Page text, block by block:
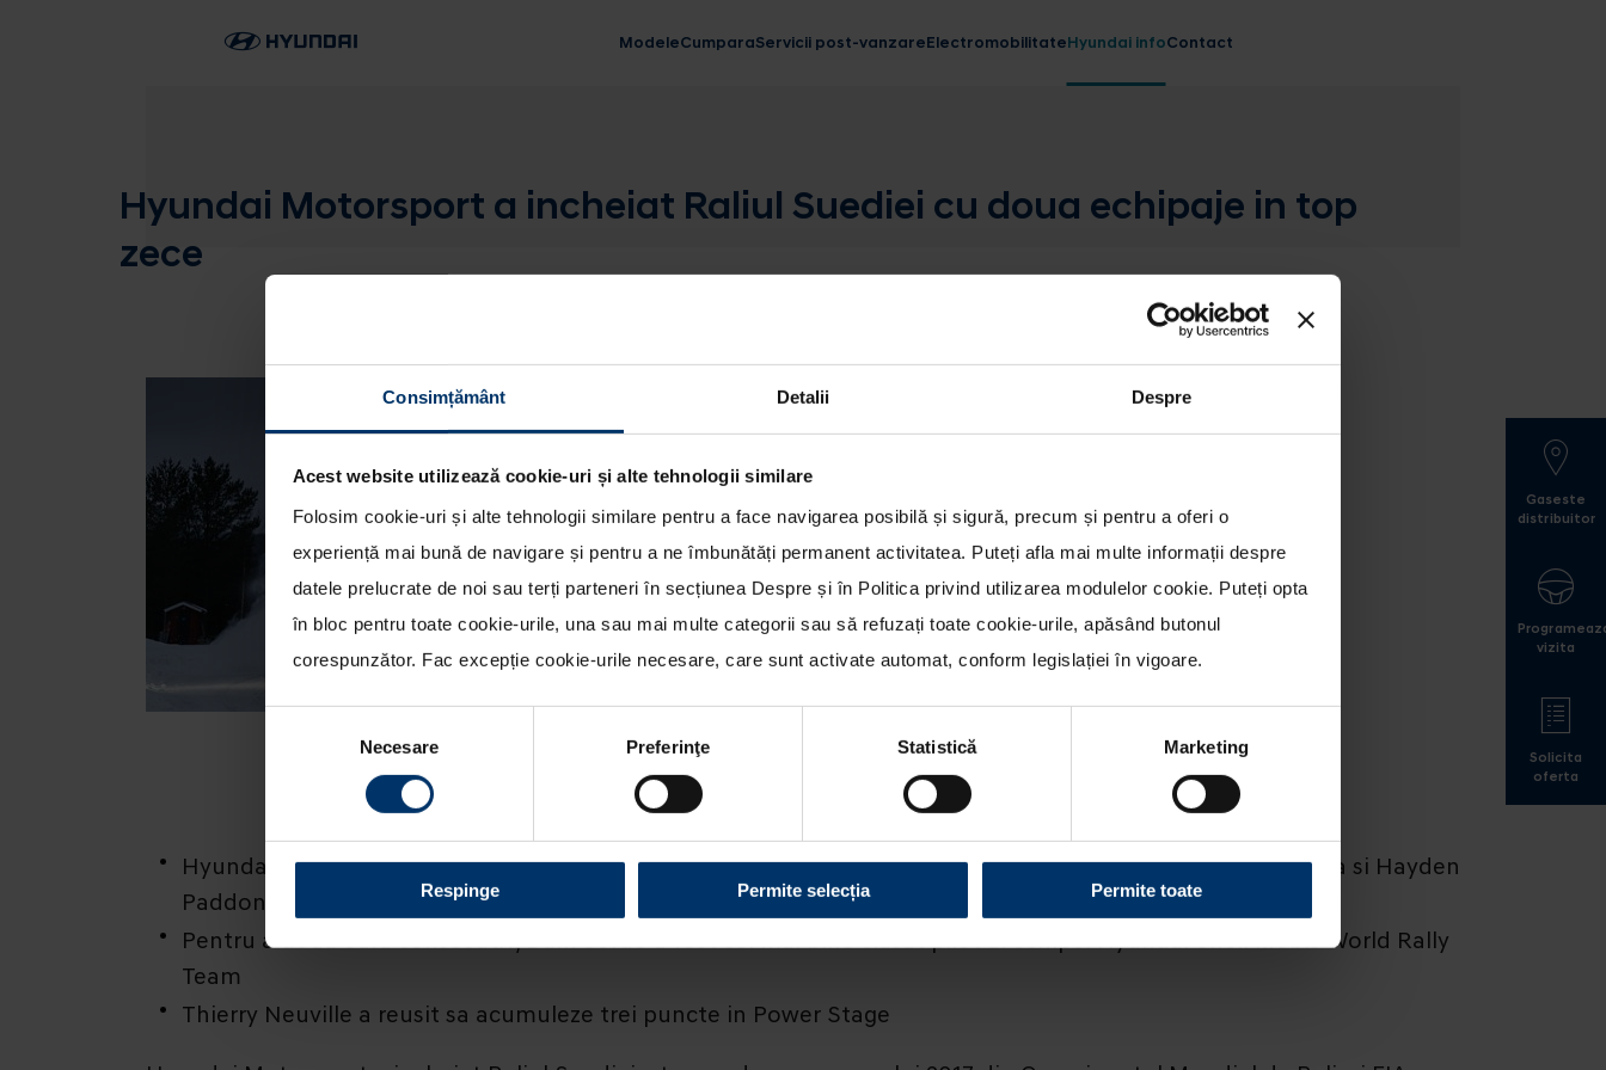
Consimțământ Detalii Despre
Acest website utilizează cookie-uri și alte tehnologii similare
Folosim cookie-uri și alte tehnologii similare pentru a face navigarea posibilă și sigură, precum și pentru a oferi o
experiență mai bună de navigare și pentru a ne îmbunătăți permanent activitatea. Puteți afla mai multe informații despre
datele prelucrate de noi sau terți parteneri în secțiunea Despre și în Politica privind utilizarea modulelor cookie. Puteți opta
în bloc pentru toate cookie-urile, una sau mai multe categorii sau să refuzați toate cookie-urile, apăsând butonul
corespunzător. Fac excepție cookie-urile necesare, care sunt activate automat, conform legislației în vigoare.
consimțământului
Necesare Preferinţe Statistică Marketing
Respinge Permite selecția Permite toate
Hyundai Motorsport a incheiat Raliul Suediei cu doua echipaje in top
zece
Hyundai Motorsport a incheiat Raliul Suediei cu doua echipaje in top zece - Dani Sordo pe locul al patrulea si Hayden
Paddon pe al saptelea
Pentru a doua oara consecutiv, Dani Sordo a fost cel mai bine clasat pilot al echipei Hyundai Shell Mobis World Rally
Team
Thierry Neuville a reusit sa acumuleze trei puncte in Power Stage
ModeleCumparaServicii post-vanzareElectromobilitateHyundai infoContact
Gaseste
distribuitor
vizita
Solicita
oferta